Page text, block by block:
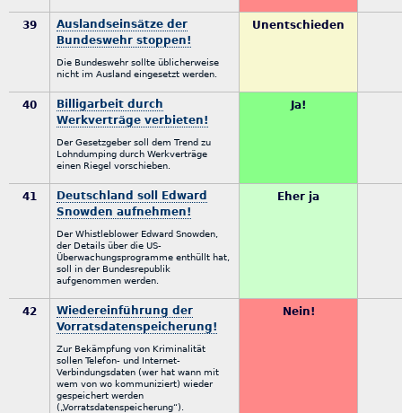
39
Auslandseinsätze der
Bundeswehr stoppen!
Die Bundeswehr sollte üblicherweise
nicht im Ausland eingesetzt werden.
Unentschieden
40
Billigarbeit durch
Werkverträge verbieten!
Der Gesetzgeber soll dem Trend zu
Lohndumping durch Werkverträge
einen Riegel vorschieben.
Ja!
41
Deutschland soll Edward
Snowden aufnehmen!
Der Whistleblower Edward Snowden,
der Details über die US-
Überwachungsprogramme enthüllt hat,
soll in der Bundesrepublik
aufgenommen werden.
Eher ja
42
Wiedereinführung der
Vorratsdatenspeicherung!
Zur Bekämpfung von Kriminalität
sollen Telefon- und Internet-
Verbindungsdaten (wer hat wann mit
wem von wo kommuniziert) wieder
gespeichert werden
(„Vorratsdatenspeicherung“).
Nein!